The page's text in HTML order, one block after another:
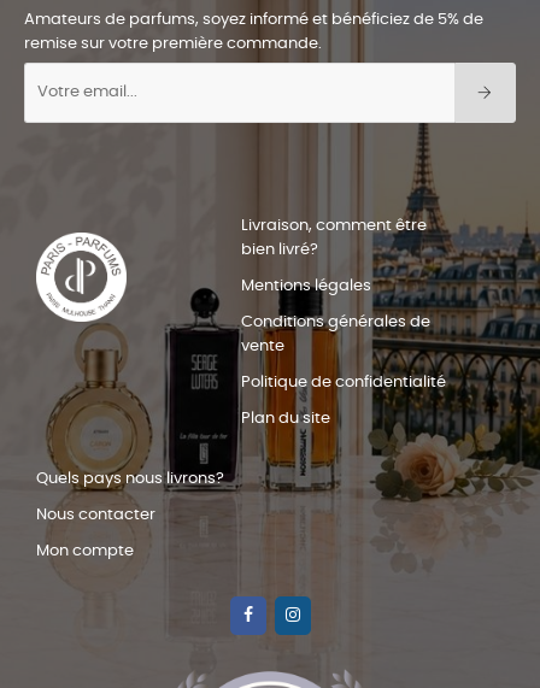
Amateurs de parfums, soyez informé et bénéficiez de 5% de
remise sur votre première commande.
Livraison, comment être
bien livré?
Mentions légales
Conditions générales de
vente
Politique de confidentialité
Plan du site
Quels pays nous livrons?
Nous contacter
Mon compte